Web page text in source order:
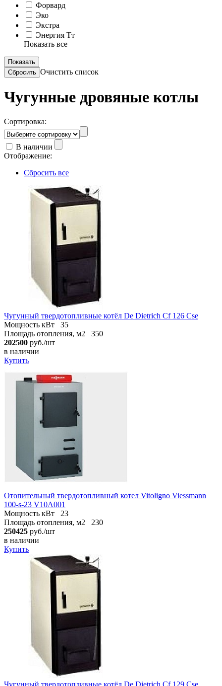
Форвард
Эко
Экстра
Энергия Тт
Показать все
Очистить список
Чугунные дровяные котлы
Сортировка:
В наличии
Отображение:
Сбросить все
Чугунный твердотопливные котёл De Dietrich Cf 126 Cse
Мощность кВт
35
Площадь отопления, м2
350
202500 руб./шт
в наличии
Купить
Отопительный твердотопливный котел Vitoligno Viessmann
100-s-23 V10A001
Мощность кВт
23
Площадь отопления, м2
230
250425 руб./шт
в наличии
Купить
Чугунный твердотопливные котёл De Dietrich Cf 129 Cse